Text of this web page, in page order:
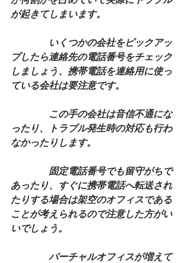
が起きてしまいます。
いくつかの会社をピックアッ
プしたら連絡先の電話番号をチェック
しましょう、携帯電話を連絡用に使っ
ている会社は要注意です。
この手の会社は音信不通にな
ったり、トラブル発生時の対応も行わ
なかったりします。
固定電話番号でも留守がちで
あったり、すぐに携帯電話へ転送され
たりする場合は架空のオフィスである
ことが考えられるので注意した方がい
いでしょう。
バーチャルオフィスが増えて